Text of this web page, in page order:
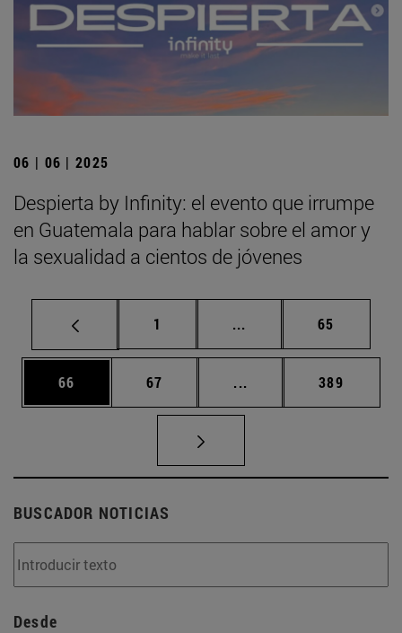
06 | 06 | 2025
Despierta by Infinity: el evento que irrumpe
en Guatemala para hablar sobre el amor y
la sexualidad a cientos de jóvenes
Página
1 ... Páginas intermedias
Página
65
Página
66 Página
67 ... Páginas intermedias
Página
389
BUSCADOR NOTICIAS
Desde